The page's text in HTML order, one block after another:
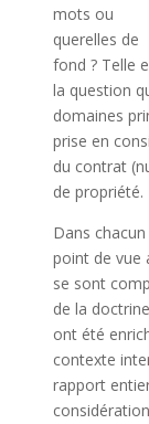
mots ou
querelles de
fond ? Telle
la question
domaines
prise en
du contrat
de propriété.
Dans
point de vue
se sont
de la
ont été
contexte
rapport